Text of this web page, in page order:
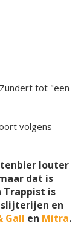
tot "een
volgens
louter
dat is
Trappist is
slijterijen en
Gall en Mitra.